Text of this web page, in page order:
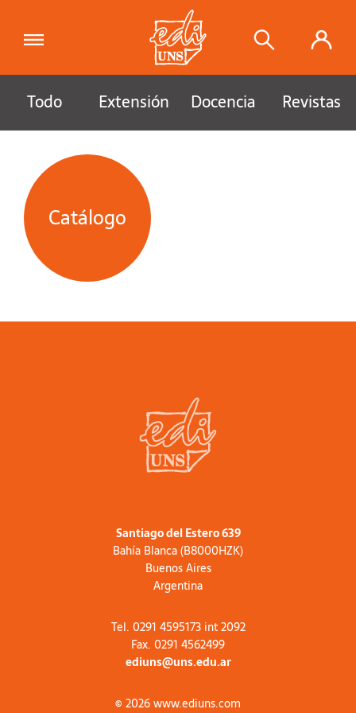
Todo Extensión Docencia Revistas
Catálogo
Santiago del Estero 639
Bahía Blanca (B8000HZK)
Buenos Aires
Argentina
Tel. 0291 4595173 int 2092
Fax. 0291 4562499
ediuns@uns.edu.ar
© 2026 www.ediuns.com